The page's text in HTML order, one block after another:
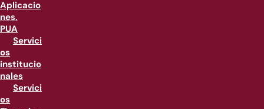
Aplicacio
nes,
PUA
Servici
os
institucio
nales
Servici
os